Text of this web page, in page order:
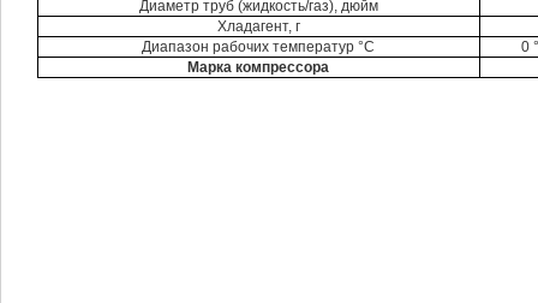
Диаметр труб (жидкость/газ), дюйм
Хладагент, г
Диапазон рабочих температур °C
0
Марка компрессора